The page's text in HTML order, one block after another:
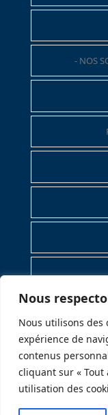
Nous
Nous utilisons des
expérience de
contenus
cliquant sur « Tout
utilisation des
- NOS